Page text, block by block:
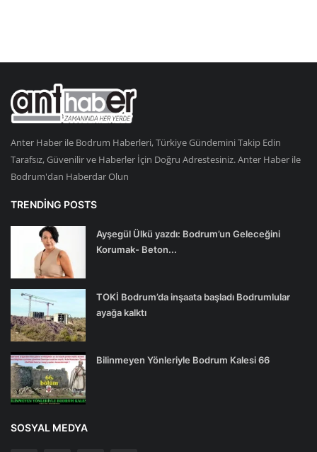
Anter Haber ile Bodrum Haberleri, Türkiye Gündemini Takip Edin
Tarafsız, Güvenilir ve Haberler İçin Doğru Adrestesiniz. Anter Haber ile
Bodrum'dan Haberdar Olun
TRENDING POSTS
Ayşegül Ülkü yazdı: Bodrum’un Geleceğini
Korumak- Beton...
TOKİ Bodrum’da inşaata başladı Bodrumlular
ayağa kalktı
Bilinmeyen Yönleriyle Bodrum Kalesi 66
SOSYAL MEDYA